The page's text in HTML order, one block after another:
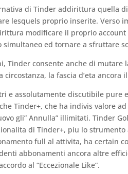
di Tinder addirittura quella
lesquels proprio inserite. Verso
modificare il proprio
simultaneo ed tornare a sfruttare
Tinder consente anche di
la fascia d’eta ancora
e assolutamente discutibile pure
Tinder+, che ha indivis valore
gli” Annulla” illimitati. Tinder
di Tinder+, piu lo
full al attivita, ha certain
abbonamenti ancora altre
al “Eccezionale Like”.